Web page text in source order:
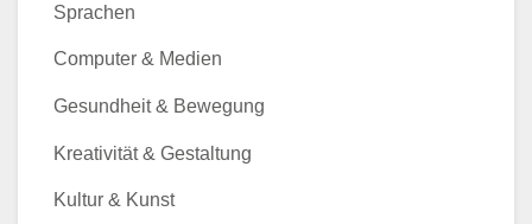
Sprachen
Computer & Medien
Gesundheit & Bewegung
Kreativität & Gestaltung
Kultur & Kunst